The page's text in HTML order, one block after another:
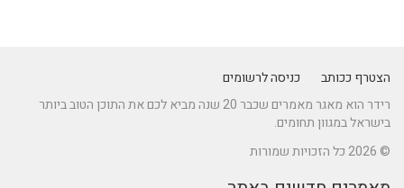
הצטרף ככותב
כניסה לרשומים
רידר הוא מאגר מאמרים שכבר 20 שנה מביא לכם את התוכן הטוב ביותר
בישראל במגוון תחומים.
© 2026 כל הזכויות שמורות